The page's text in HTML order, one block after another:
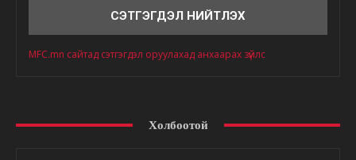
MFC.mn сайтад сэтгэгдэл оруулахад анхаарах зүйлс
Холбоотой